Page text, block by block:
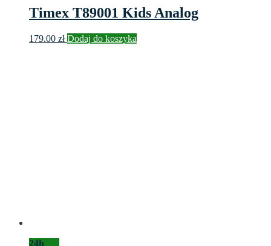
Timex T89001 Kids Analog
179.00 zł Dodaj do koszyka
24h